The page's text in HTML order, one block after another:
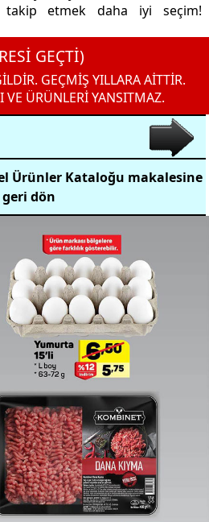
takip etmek daha iyi seçim!
GEÇTİ)
GEÇMİŞ YILLARA AİTTİR.
VE ÜRÜNLERİ YANSITMAZ.
Ürünler Kataloğu makalesine
geri dön